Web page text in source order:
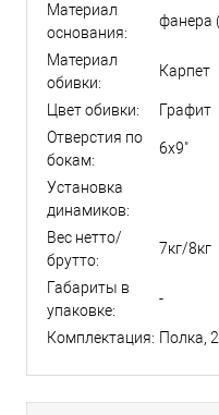
Материал
основания:
фанера
Материал
обивки:
Карпет
Цвет обивки:
Графит
Отверстия по
бокам:
6х9"
Установка
динамиков:
Вес нетто/
брутто:
7кг/8кг
Габариты в
упаковке:
-
Комплектация: Полка,